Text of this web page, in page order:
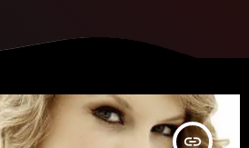
insert_link